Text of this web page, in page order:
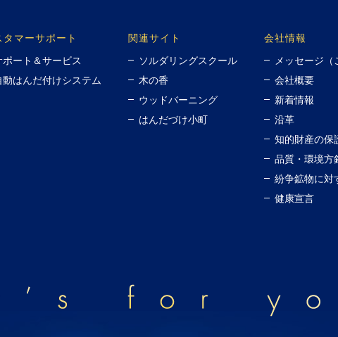
タマーサポート
ポート＆サービス
動はんだ付けシステム
関連サイト
ソルダリングスクール
木の香
ウッドバーニング
はんだづけ小町
会社情報
メッセージ（
会社概要
新着情報
沿革
知的財産の保
品質・環境方
紛争鉱物に対
健康宣言